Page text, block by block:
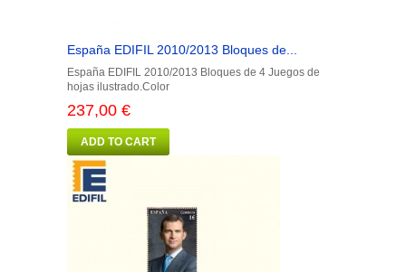
España EDIFIL 2010/2013 Bloques de...
España EDIFIL 2010/2013 Bloques de 4 Juegos de
hojas ilustrado.Color
237,00 €
ADD TO CART